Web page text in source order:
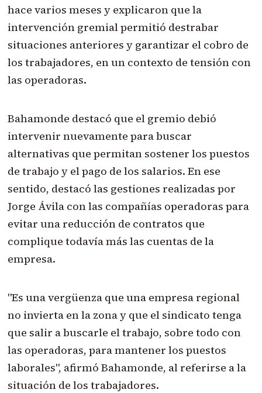
hace varios meses y explicaron que la
intervención gremial permitió destrabar
situaciones anteriores y garantizar el cobro de
los trabajadores, en un contexto de tensión con
las operadoras.
Bahamonde destacó que el gremio debió
intervenir nuevamente para buscar
alternativas que permitan sostener los puestos
de trabajo y el pago de los salarios. En ese
sentido, destacó las gestiones realizadas por
Jorge Ávila con las compañías operadoras para
evitar una reducción de contratos que
complique todavía más las cuentas de la
empresa.
"Es una vergüenza que una empresa regional
no invierta en la zona y que el sindicato tenga
que salir a buscarle el trabajo, sobre todo con
las operadoras, para mantener los puestos
laborales", afirmó Bahamonde, al referirse a la
situación de los trabajadores.